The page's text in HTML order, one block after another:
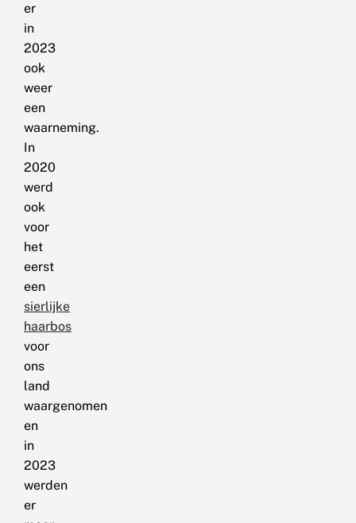
er
in
2023
ook
weer
een
waarneming.
In
2020
werd
ook
voor
het
eerst
een
sierlijke
haarbos
voor
ons
land
waargenomen
en
in
2023
werden
er